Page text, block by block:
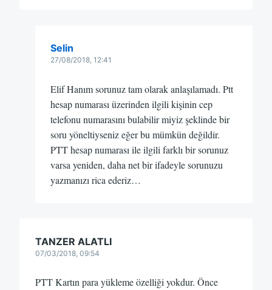
Selin
27/08/2018, 12:41
Elif Hanım sorunuz tam olarak anlaşılamadı. Ptt
hesap numarası üzerinden ilgili kişinin cep
telefonu numarasını bulabilir miyiz şeklinde bir
soru yöneltiyseniz eğer bu mümkün değildir.
PTT hesap numarası ile ilgili farklı bir sorunuz
varsa yeniden, daha net bir ifadeyle sorunuzu
yazmanızı rica ederiz…
TANZER ALATLI
07/03/2018, 09:54
PTT Kartın para yükleme özelliği yokdur. Önce